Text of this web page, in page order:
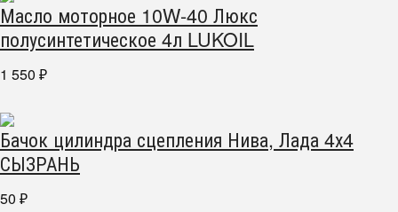
Масло моторное 10W-40 Люкс
полусинтетическое 4л LUKOIL
1 550 ₽
Бачок цилиндра сцепления Нива, Лада 4х4
СЫЗРАНЬ
50 ₽